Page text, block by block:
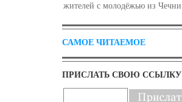
жителей с молодёжью из Чечни
САМОЕ ЧИТАЕМОЕ
ПРИСЛАТЬ СВОЮ ССЫЛКУ